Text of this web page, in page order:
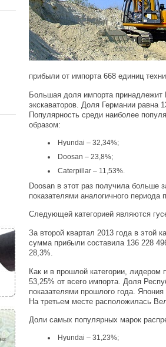
прибыли от импорта 668 единиц
Большая доля импорта принадлежит
экскаваторов. Доля Германии равна
Популярность среди наиболее
образом:
Hyundai – 32,34%;
Doosan – 23,8%;
Caterpillar – 11,53%.
Doosan в этот раз получила больше
показателями аналогичного
Следующей категорией являются
За второй квартал 2013 года в этой
сумма прибыли составила 136 228
28,3%.
Как и в прошлой категории, лидером
53,25% от всего импорта. Доля
показателями прошлого года.
На третьем месте расположилась
Доли самых популярных марок
Hyundai – 31,23%;